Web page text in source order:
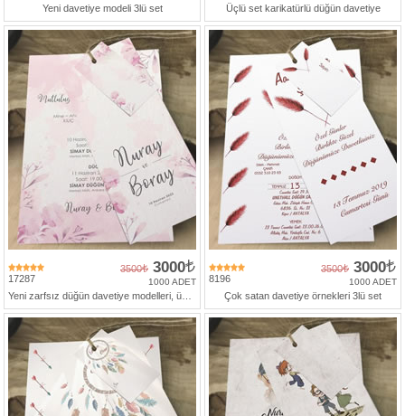
Yeni davetiye modeli 3lü set Üçlü set karikatürlü düğün davetiye
17287
3500 3000
1000 ADET 8196
3500 3000
1000 ADET
Çok satan davetiye örnekleri 3lü set